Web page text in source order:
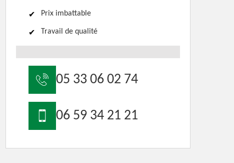
Prix imbattable
Travail de qualité
05 33 06 02 74
06 59 34 21 21